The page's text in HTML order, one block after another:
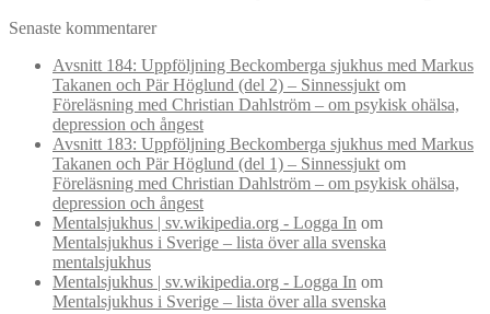
Senaste kommentarer
Avsnitt 184: Uppföljning Beckomberga sjukhus med Markus
Takanen och Pär Höglund (del 2) – Sinnessjukt om
Föreläsning med Christian Dahlström – om psykisk ohälsa,
depression och ångest
Avsnitt 183: Uppföljning Beckomberga sjukhus med Markus
Takanen och Pär Höglund (del 1) – Sinnessjukt om
Föreläsning med Christian Dahlström – om psykisk ohälsa,
depression och ångest
Mentalsjukhus | sv.wikipedia.org - Logga In om
Mentalsjukhus i Sverige – lista över alla svenska
mentalsjukhus
Mentalsjukhus | sv.wikipedia.org - Logga In om
Mentalsjukhus i Sverige – lista över alla svenska